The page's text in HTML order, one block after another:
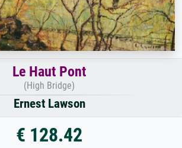
Le Haut Pont
(High Bridge)
Ernest Lawson
€ 128.42